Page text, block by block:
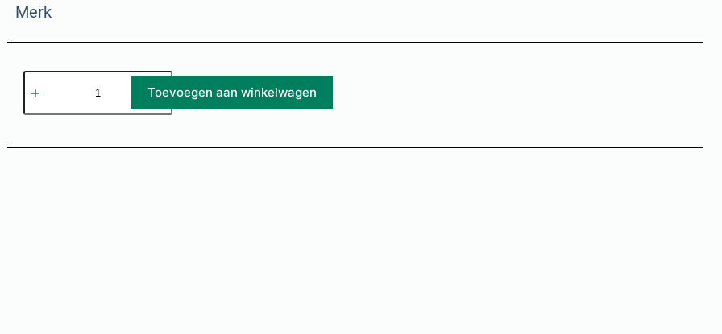
Merk
Toevoegen aan winkelwagen